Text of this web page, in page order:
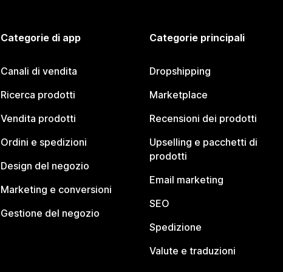
Categorie di app
Canali di vendita
Ricerca prodotti
Vendita prodotti
Ordini e spedizioni
Design del negozio
Marketing e conversioni
Gestione del negozio
Categorie principali
Dropshipping
Marketplace
Recensioni dei prodotti
Upselling e pacchetti di
prodotti
Email marketing
SEO
Spedizione
Valute e traduzioni